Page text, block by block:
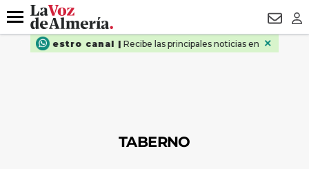
DESTACADO
Menú
TABERNO